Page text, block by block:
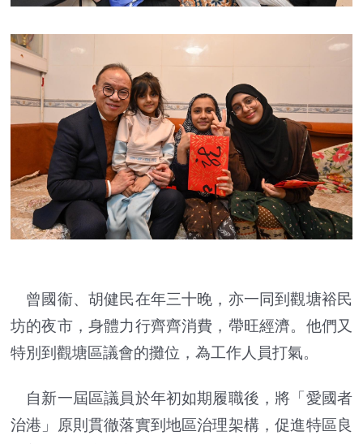
曾國衞、胡健民在年三十晚，亦一同到觀塘裕民
坊的夜市，身體力行齊齊消費，帶旺經濟。他們又
特別到觀塘區議會的攤位，為工作人員打氣。
自新一屆區議員於年初如期履職後，將「愛國者
治港」原則貫徹落實到地區治理架構，促進特區良